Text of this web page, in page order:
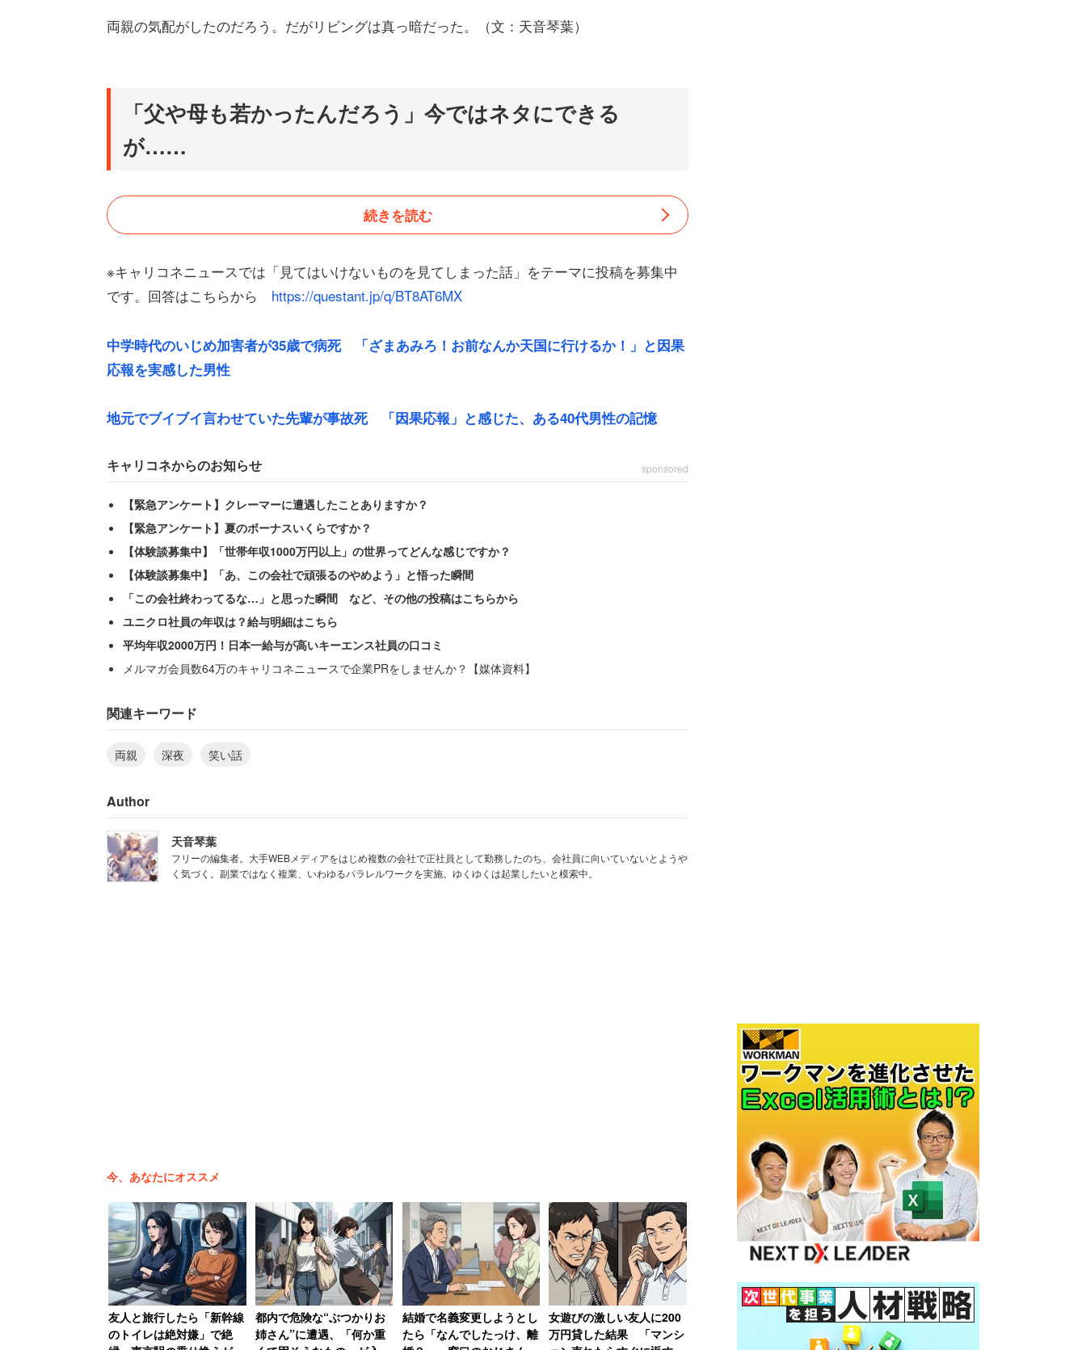
両親の気配がしたのだろう。だがリビングは真っ暗だった。（文：天音琴葉）
「父や母も若かったんだろう」今ではネタにできる
が……
「アレ……!？」と不思議に思った女性。すると真っ暗な部屋の中に、両親の姿が見えてきた。
ところが。
「二人とも裸でバタバタした中の雰囲気から、そこで行われていたであろう事を察し、トイレ
も行かず、部屋に急いで戻りました。父や母も若かったんだろうと思います」
思春期真っ只中の子どもが、もっとも見たくない両親の姿に違いない。「相当なショックを受
け、心臓が口から出そうな程、ドキドキして布団に滑り込みました」と続けた。
一方で両親も、若かったとは言え、娘に見られて相当気まずかったようだ。娘としてはそっと
しておいて欲しかっただろうに、母親は動揺のあまりか、このあと不可解な行動を取った。
た」
翌朝、「いたって普通でした」という両親とは対照的に、 自身は会話できなかったのも無理も
ない。だが長い年月が過ぎ、両親が亡くなった今、こうして「笑い話や、ネタ」として話せる
続きを読む
※キャリコネニュースでは「見てはいけないものを見てしまった話」をテーマに投稿を募集中
です。回答はこちらから https://questant.jp/q/BT8AT6MX
中学時代のいじめ加害者が35歳で病死 「ざまあみろ！お前なんか天国に行けるか！」と因果
応報を実感した男性
地元でブイブイ言わせていた先輩が事故死 「因果応報」と感じた、ある40代男性の記憶
キャリコネからのお知らせ sponsored
【緊急アンケート】クレーマーに遭遇したことありますか？
【緊急アンケート】夏のボーナスいくらですか？
【体験談募集中】「世帯年収1000万円以上」の世界ってどんな感じですか？
【体験談募集中】「あ、この会社で頑張るのやめよう」と悟った瞬間
「この会社終わってるな…」と思った瞬間 など、その他の投稿はこちらから
ユニクロ社員の年収は？給与明細はこちら
平均年収2000万円！日本一給与が高いキーエンス社員の口コミ
メルマガ会員数64万のキャリコネニュースで企業PRをしませんか？【媒体資料】
関連キーワード
両親 深夜 笑い話
Author
天音琴葉
フリーの編集者。大手WEBメディアをはじめ複数の会社で正社員として勤務したのち、会社員に向いていないとようや
く気づく。副業ではなく複業、いわゆるパラレルワークを実施。ゆくゆくは起業したいと模索中。
今、あなたにオススメ
友人と旅行したら「新幹線
のトイレは絶対嫌」で絶
都内で危険な“ぶつかりお
姉さん”に遭遇、「何か重
結婚で名義変更しようとし
たら「なんでしたっけ、離
女遊びの激しい友人に200
万円貸した結果 「マンシ